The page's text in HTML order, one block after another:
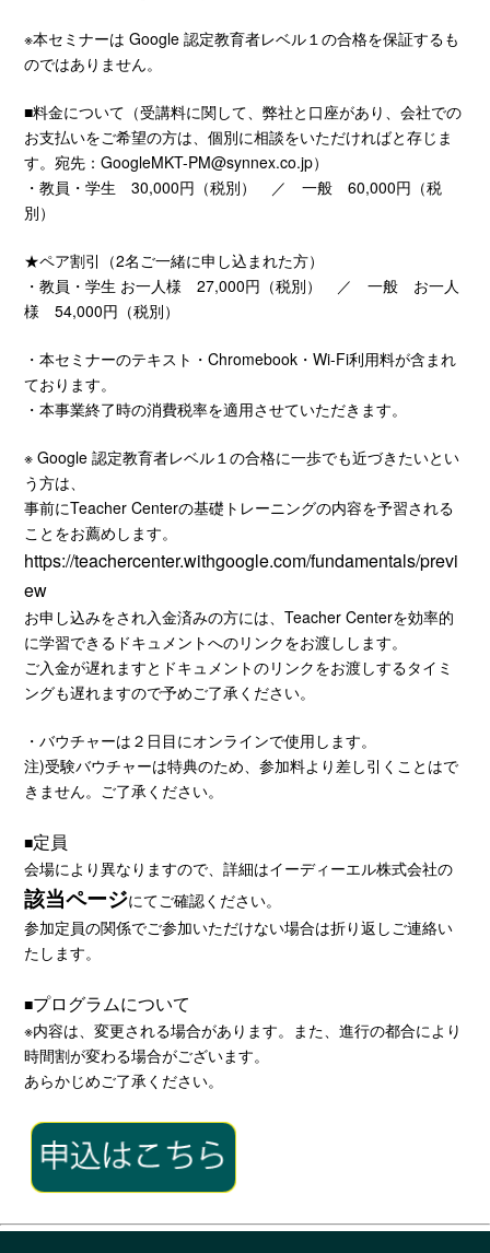
※本セミナーは Google 認定教育者レベル１の合格を保証するも
のではありません。
■料金について（受講料に関して、弊社と口座があり、会社での
お支払いをご希望の方は、個別に相談をいただければと存じま
す。宛先：GoogleMKT-PM@synnex.co.jp）
・教員・学生 30,000円（税別） ／ 一般 60,000円（税
別）
★ペア割引（2名ご一緒に申し込まれた方）
・教員・学生 お一人様 27,000円（税別） ／ 一般 お一人
様 54,000円（税別）
・本セミナーのテキスト・Chromebook・Wi-Fi利用料が含まれ
ております。
・本事業終了時の消費税率を適用させていただきます。
※ Google 認定教育者レベル１の合格に一歩でも近づきたいとい
う方は、
事前にTeacher Centerの基礎トレーニングの内容を予習される
ことをお薦めします。
https://teachercenter.withgoogle.com/fundamentals/previ
ew
お申し込みをされ入金済みの方には、Teacher Centerを効率的
に学習できるドキュメントへのリンクをお渡しします。
ご入金が遅れますとドキュメントのリンクをお渡しするタイミ
ングも遅れますので予めご了承ください。
・バウチャーは２日目にオンラインで使用します。
注)受験バウチャーは特典のため、参加料より差し引くことはで
きません。ご了承ください。
■定員
会場により異なりますので、詳細はイーディーエル株式会社の
該当ページにてご確認ください。
参加定員の関係でご参加いただけない場合は折り返しご連絡い
たします。
■プログラムについて
※内容は、変更される場合があります。また、進行の都合により
時間割が変わる場合がございます。
あらかじめご了承ください。